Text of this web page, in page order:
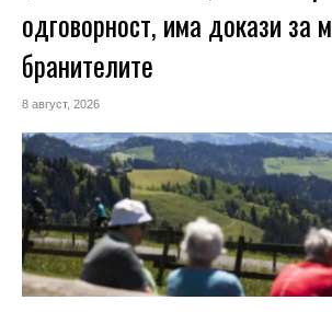
одговорност, има докази за
бранителите
8 август, 2026